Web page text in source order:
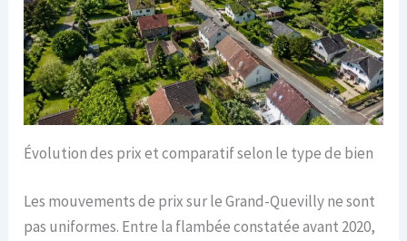
Évolution des prix et comparatif selon le type de bien
Les mouvements de prix sur le Grand-Quevilly ne sont
pas uniformes. Entre la flambée constatée avant 2020,